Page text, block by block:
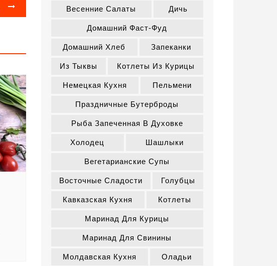
Весенние Салаты Дичь
Домашний Фаст-Фуд
Домашний Хлеб Запеканки
Из Тыквы Котлеты Из Курицы
Немецкая Кухня Пельмени
Праздничные Бутерброды
Рыба Запеченная В Духовке
Холодец Шашлыки
Вегетарианские Супы
Восточные Сладости Голубцы
Кавказская Кухня Котлеты
Маринад Для Курицы
Маринад Для Свинины
Молдавская Кухня Оладьи